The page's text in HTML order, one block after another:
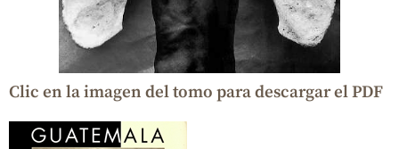
Clic en la imagen del tomo para descargar el PDF